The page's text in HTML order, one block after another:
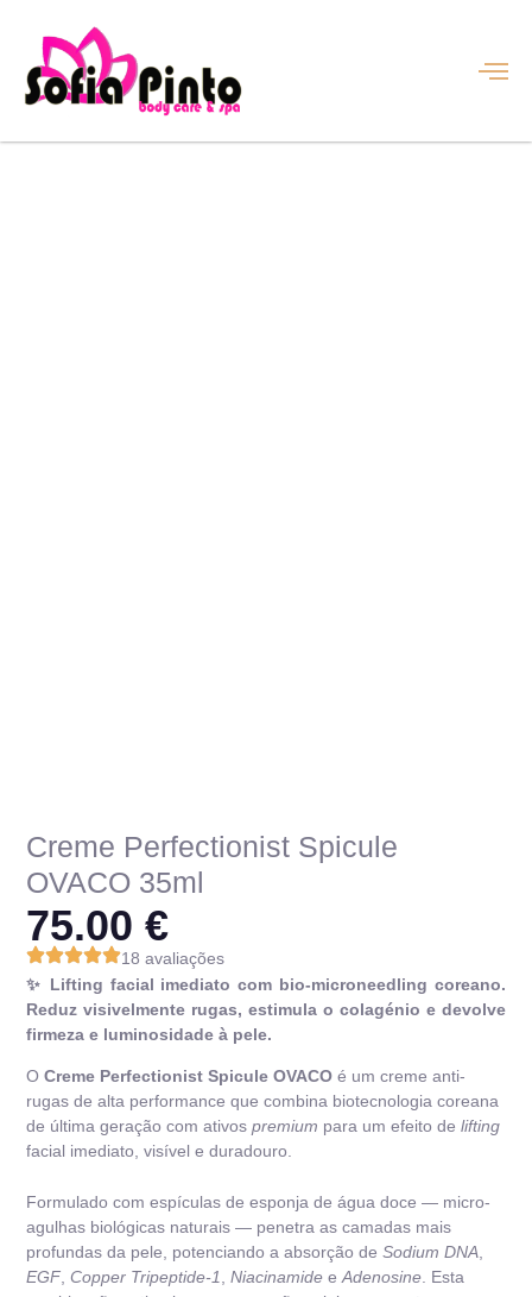
Creme Perfectionist Spicule
OVACO 35ml
75.00€
18 avaliações
✨ Lifting facial imediato com bio-microneedling coreano.
Reduz visivelmente rugas, estimula o colagénio e devolve
firmeza e luminosidade à pele.
OCreme Perfectionist Spicule OVACO é um creme anti-
rugas de alta performance que combina biotecnologia coreana
de última geração com ativospremium para um efeito delifting
facial imediato, visível e duradouro.
Formulado com espículas de esponja de água doce — micro-
agulhas biológicas naturais — penetra as camadas mais
profundas da pele, potenciando a absorção deSodium DNA,
EGF,Copper Tripeptide-1,Niacinamide eAdenosine. Esta